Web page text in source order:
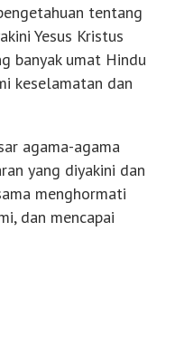
tentang
Yesus Kristus
banyak umat Hindu
keselamatan dan
agama-agama
yang diyakini dan
menghormati
dan mencapai